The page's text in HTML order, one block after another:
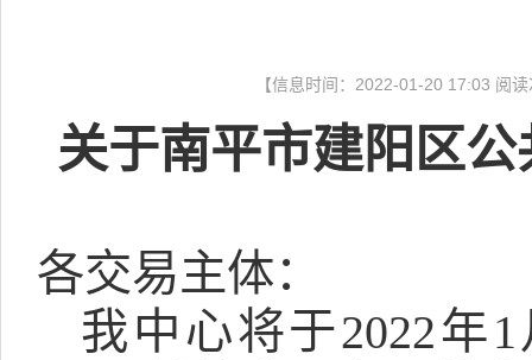
【信息时间：2022-01-20 17:03 阅
关于南平市建阳区
各交易主体：
我中心将于2022年1